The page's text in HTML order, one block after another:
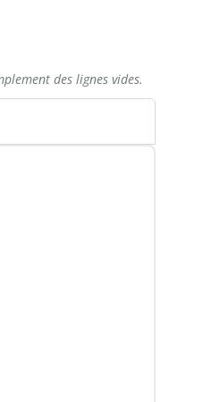
des lignes vides.